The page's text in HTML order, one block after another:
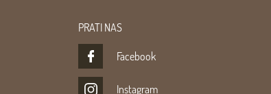
PRATI NAS
Facebook
Instagram